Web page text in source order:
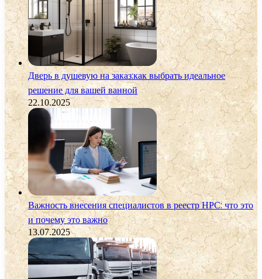
Дверь в душевую на заказ:как выбрать идеальное
решение для вашей ванной
22.10.2025
Важность внесения специалистов в реестр НРС: что это
и почему это важно
13.07.2025